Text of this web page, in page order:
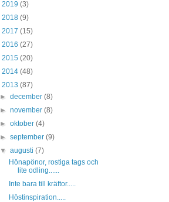
2019 (3)
2018 (9)
2017 (15)
2016 (27)
2015 (20)
2014 (48)
2013 (87)
►december(8)
►november(8)
►oktober(4)
►september(9)
▼augusti(7)
Hönapönor, rostiga tags och
lite odling......
Inte bara till kräftor.....
Höstinspiration.....